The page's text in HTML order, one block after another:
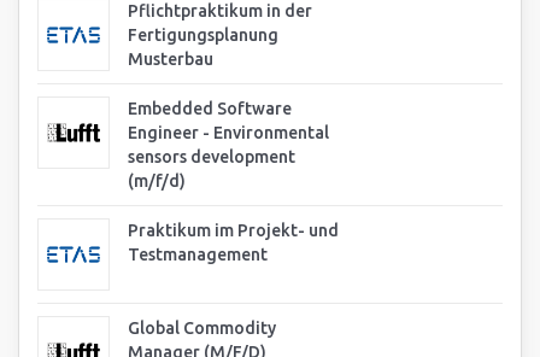
Pflichtpraktikum in der
Fertigungsplanung
Musterbau
Embedded Software
Engineer - Environmental
sensors development
(m/f/d)
Praktikum im Projekt- und
Testmanagement
Global Commodity
Manager (M/F/D)